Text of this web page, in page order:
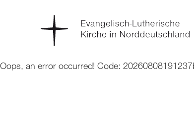
Oops, an error occurred! Code: